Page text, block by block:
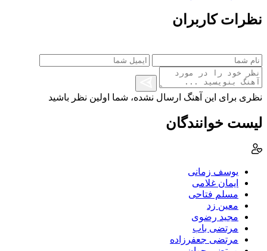
نظرات کاربران
نظری برای این آهنگ ارسال نشده، شما اولین نظر باشید
لیست خوانندگان
یوسف زمانی
ایمان غلامی
مسلم فتاحی
معین زد
مجید رضوی
مرتضی باب
مرتضی جعفرزاده